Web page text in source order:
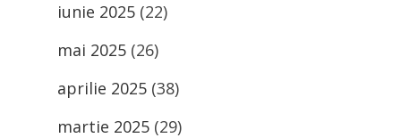
iunie 2025 (22)
mai 2025 (26)
aprilie 2025 (38)
martie 2025 (29)